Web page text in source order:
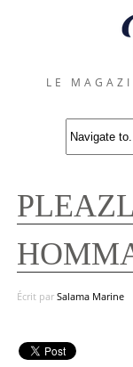
LE
Écrit par Salama Marine